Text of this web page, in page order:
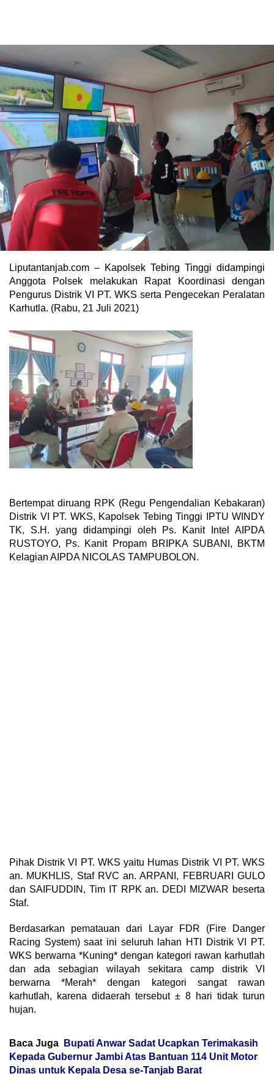
Liputantanjab.com – Kapolsek Tebing Tinggi didampingi
Anggota Polsek melakukan Rapat Koordinasi dengan
Pengurus Distrik VI PT. WKS serta Pengecekan Peralatan
Karhutla. (Rabu, 21 Juli 2021)
Bertempat diruang RPK (Regu Pengendalian Kebakaran)
Distrik VI PT. WKS, Kapolsek Tebing Tinggi IPTU WINDY
TK, S.H. yang didampingi oleh Ps.
Kanit Intel AIPDA
RUSTOYO, Ps. Kanit Propam BRIPKA SUBANI, BKTM
Kelagian AIPDA NICOLAS TAMPUBOLON.
Pihak Distrik VI PT. WKS yaitu Humas Distrik VI PT.WKS
an. MUKHLIS, Staf RVC an.ARPANI, FEBRUARI GULO
dan SAIFUDDIN, Tim IT RPK an. DEDI MIZWAR beserta
Staf.
Berdasarkan pematauan dari Layar FDR (Fire Danger
Racing System) saat ini seluruh lahan HTI Distrik VI PT.
WKS berwarna *Kuning* dengan kategori rawan karhutlah
dan ada sebagian wilayah sekitara camp distrik VI
berwarna *Merah* dengan kategori sangat rawan
karhutlah, karena didaerah tersebut ± 8 hari tidak turun
hujan.
Baca Juga
Bupati Anwar Sadat Ucapkan Terimakasih
Kepada Gubernur Jambi Atas Bantuan 114 Unit Motor
Dinas untuk Kepala Desa se-Tanjab Barat